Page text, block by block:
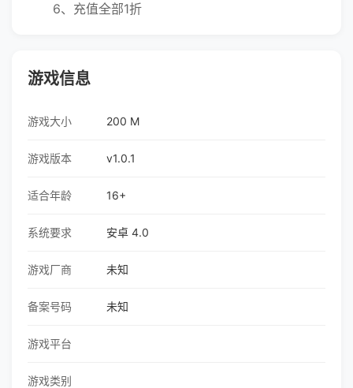
6、充值全部1折
游戏信息
游戏大小 200 M
游戏版本 v1.0.1
适合年龄 16+
系统要求 安卓 4.0
游戏厂商 未知
备案号码 未知
游戏平台
游戏类别